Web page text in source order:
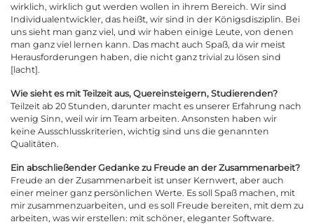
wirklich, wirklich gut werden wollen in ihrem Bereich. Wir sind
Individualentwickler, das heißt, wir sind in der Königsdisziplin. Bei
uns sieht man ganz viel, und wir haben einige Leute, von denen
man ganz viel lernen kann. Das macht auch Spaß, da wir meist
Herausforderungen haben, die nicht ganz trivial zu lösen sind
[lacht].
Wie sieht es mit Teilzeit aus, Quereinsteigern, Studierenden?
Teilzeit ab 20 Stunden, darunter macht es unserer Erfahrung nach
wenig Sinn, weil wir im Team arbeiten. Ansonsten haben wir
keine Ausschlusskriterien, wichtig sind uns die genannten
Qualitäten.
Ein abschließender Gedanke zu Freude an der Zusammenarbeit?
Freude an der Zusammenarbeit ist unser Kernwert, aber auch
einer meiner ganz persönlichen Werte. Es soll Spaß machen, mit
mir zusammenzuarbeiten, und es soll Freude bereiten, mit dem zu
arbeiten, was wir erstellen: mit schöner, eleganter Software.